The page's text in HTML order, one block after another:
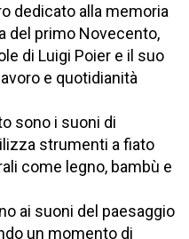
dedicato alla memoria
del primo Novecento,
di Luigi Poier e il suo
e quotidianità
sono i suoni di
strumenti a fiato
come legno, bambù e
ai suoni del paesaggio
un momento di